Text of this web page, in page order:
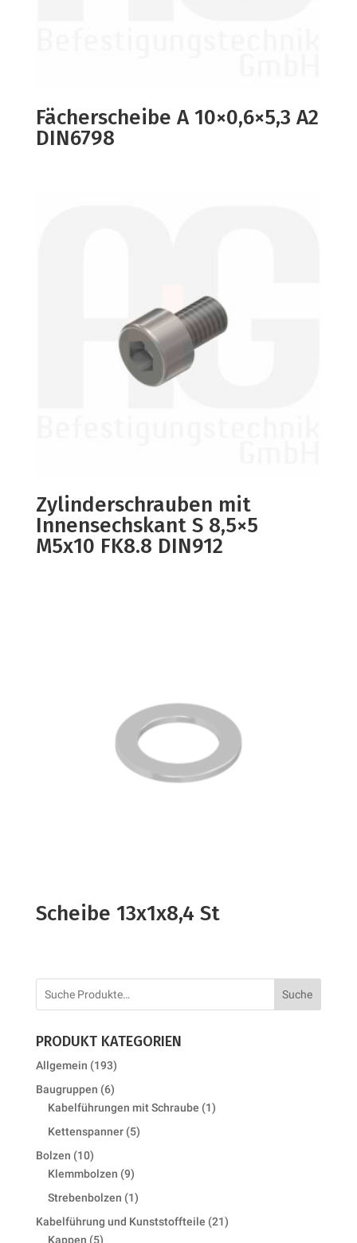
Fächerscheibe A 10×0,6×5,3 A2
DIN6798
Zylinderschrauben mit
Innensechskant S 8,5×5
M5x10 FK8.8 DIN912
Scheibe 13x1x8,4 St
Suche
PRODUKT KATEGORIEN
Allgemein 193193
products
Baugruppen 66
products
Kabelführungen mit Schraube 11
Kettenspanner 55
Bolzen 1010
products
Klemmbolzen 99
products
Strebenbolzen 11
product
Kabelführung und Kunststoffteile 2121
Kappen 55